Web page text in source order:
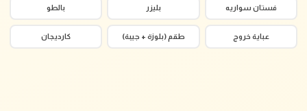
فستان سواريه بليزر بالطو
عباية خروج طقم (بلوزة + جيبة) كارديجان